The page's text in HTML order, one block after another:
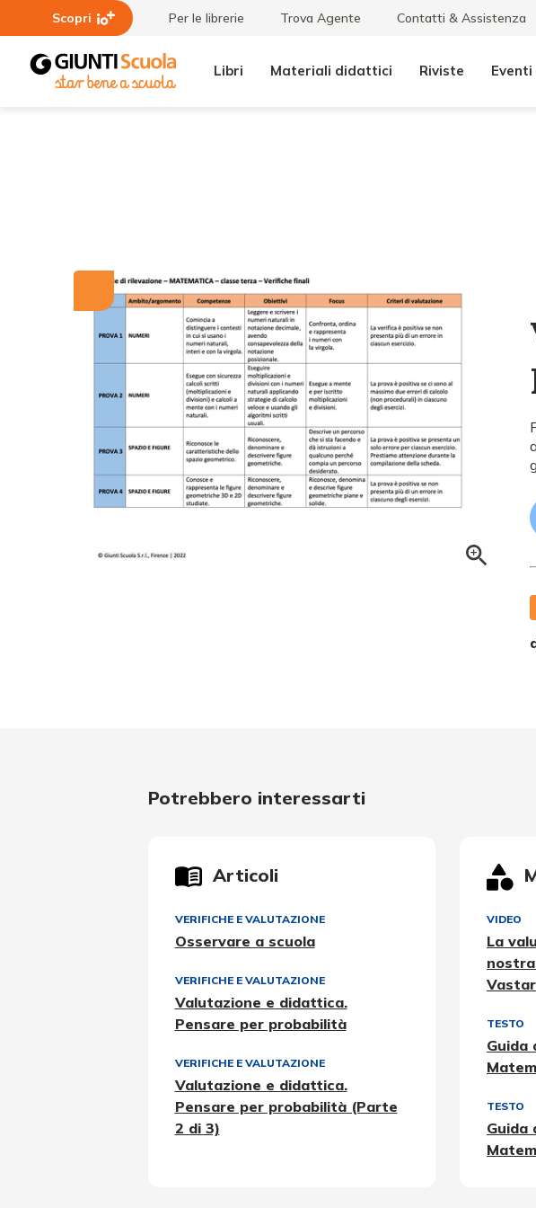
Scopri Per le librerie Trova Agente Contatti & Assistenza
Libri Materiali didattici Riviste
Potrebbero interessarti
Articoli
VERIFICHE E VALUTAZIONE
Osservare a scuola
VERIFICHE E VALUTAZIONE
Valutazione e didattica.
Pensare per probabilità
VERIFICHE E VALUTAZIONE
Valutazione e didattica.
Pensare per probabilità (Parte
2 di 3)
VIDEO
La
TESTO
Guida
TESTO
Guida